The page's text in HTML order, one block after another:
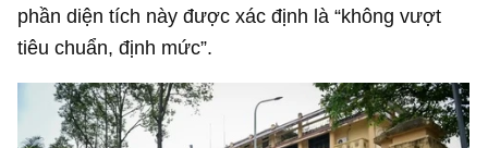
phần diện tích này được xác định là “không vượt
tiêu chuẩn, định mức”.